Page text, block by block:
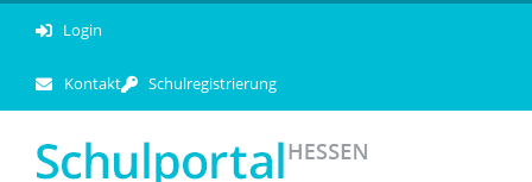
Login
Kontakt Schulregistrierung